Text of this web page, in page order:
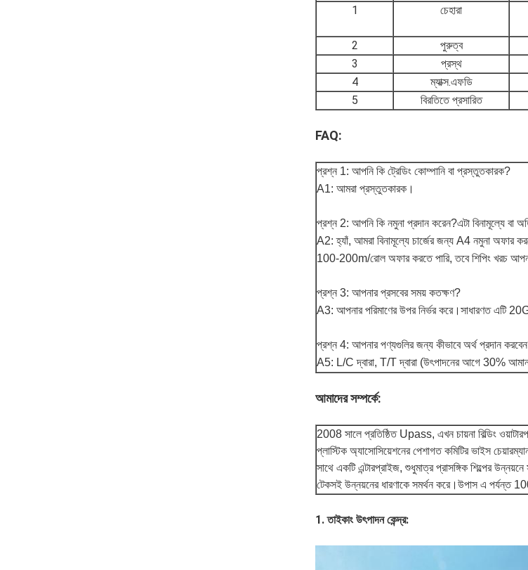
1
চেহারা
2
পুরুত্ব
3
প্রস্থ
4
ম্যাক্স.এফডি
5
বিরতিতে প্রসারিত
FAQ:
প্রশ্ন 1: আপনি কি ট্রেডিং কোম্পানি বা প্রস্তুতকারক?
A1: আমরা প্রস্তুতকারক।
প্রশ্ন 2: আপনি কি নমুনা প্রদান করেন?এটা বিনামূল্যে বা
A2: হ্যাঁ, আমরা বিনামূল্যে চার্জের জন্য A4 নমুনা অফার
100-200m/রোল অফার করতে পারি, তবে শিপিং খরচ
প্রশ্ন 3: আপনার প্রসবের সময় কতক্ষণ?
A3: আপনার পরিমাণের উপর নির্ভর করে।সাধারণত এটি
প্রশ্ন 4: আপনার পণ্যগুলির জন্য কীভাবে অর্থ প্রদান
A5: L/C দ্বারা, T/T দ্বারা (উৎপাদনের আগে 30%
আমাদের সম্পর্কে:
2008 সালে প্রতিষ্ঠিত Upass, এখন চায়না বিল্ডিং
প্লাস্টিক অ্যাসোসিয়েশনের পেশাগত কমিটির ভাইস
সাথে একটি এন্টারপ্রাইজ, শুধুমাত্র প্রাসঙ্গিক শিল্পের
টেকসই উন্নয়নের ধারণাকে সমর্থন করে।উপাস এ পর্যন্ত
1. তাইকাং উৎপাদন কেন্দ্র: